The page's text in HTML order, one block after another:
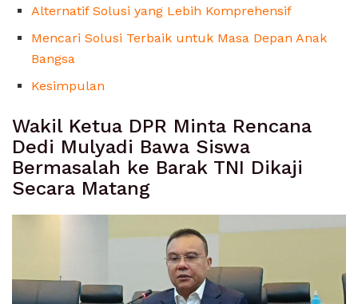
Alternatif Solusi yang Lebih Komprehensif
Mencari Solusi Terbaik untuk Masa Depan Anak
Bangsa
Kesimpulan
Wakil Ketua DPR Minta Rencana
Dedi Mulyadi Bawa Siswa
Bermasalah ke Barak TNI Dikaji
Secara Matang